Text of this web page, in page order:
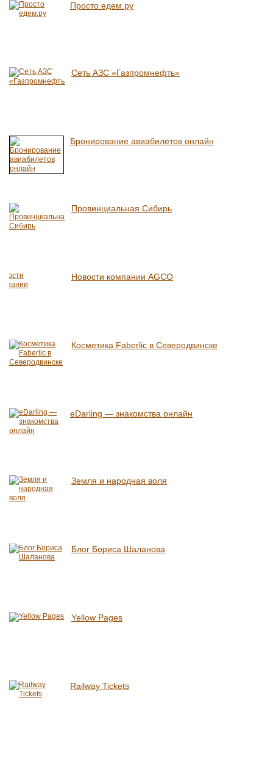
Просто едем.ру
Сеть АЗС «Газпромнефть»
Бронирование авиабилетов онлайн
Провинциальная Сибирь
Новости компании AGCO
Косметика Faberlic в Северодвинске
eDarling — знакомства онлайн
Земля и народная воля
Блог Бориса Шаланова
Yellow Pages
Railway Tickets